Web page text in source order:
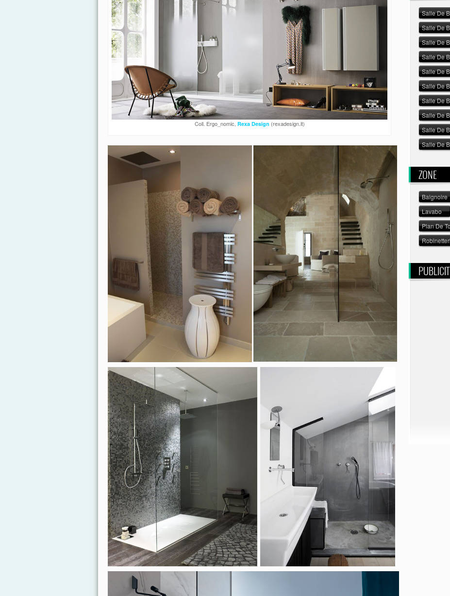
Coll. Ergo_nomic, Rexa Design (rexadesign.it)
Salle De
Salle De
Salle De
Salle De
Salle De
Salle De
Salle De
Salle De
Salle De
Salle De
ZONE
Baignoire
Lavabo
Plan De